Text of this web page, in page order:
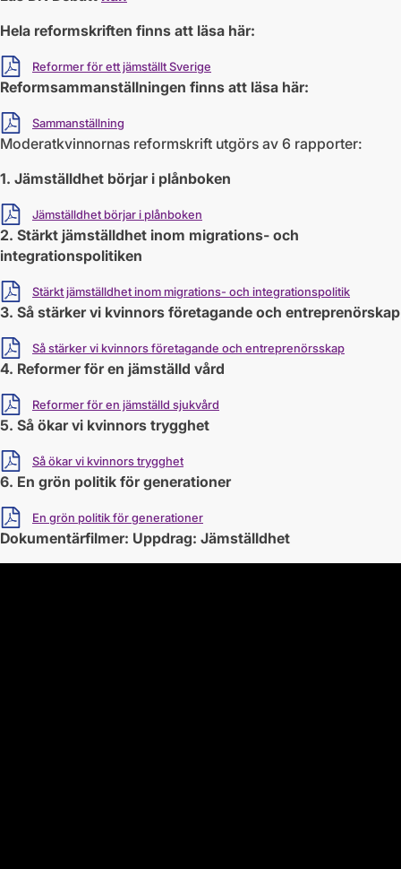
Hela reformskriften finns att läsa här:
Reformer för ett jämställt Sverige
Ladda ner
Reformsammanställningen finns att läsa här:
Sammanställning
Ladda ner
Moderatkvinnornas reformskrift utgörs av 6 rapporter:
1. Jämställdhet börjar i plånboken
Jämställdhet börjar i plånboken
Ladda ner
2. Stärkt jämställdhet inom migrations- och
integrationspolitiken
Stärkt jämställdhet inom migrations- och integrationspolitik
Ladda ner
3. Så stärker vi kvinnors företagande och entreprenörskap
Så stärker vi kvinnors företagande och entreprenörsskap
Ladda ner
4. Reformer för en jämställd vård
Reformer för en jämställd sjukvård
Ladda ner
5. Så ökar vi kvinnors trygghet
Så ökar vi kvinnors trygghet
Ladda ner
6. En grön politik för generationer
En grön politik för generationer
Ladda ner
Dokumentärfilmer: Uppdrag: Jämställdhet